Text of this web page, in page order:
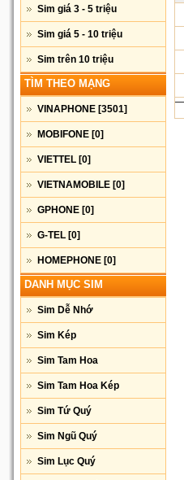
Sim giá 3 - 5 triệu
Sim giá 5 - 10 triệu
Sim trên 10 triệu
TÌM THEO MẠNG
VINAPHONE [3501]
MOBIFONE [0]
VIETTEL [0]
VIETNAMOBILE [0]
GPHONE [0]
G-TEL [0]
HOMEPHONE [0]
DANH MỤC SIM
Sim Dễ Nhớ
Sim Kép
Sim Tam Hoa
Sim Tam Hoa Kép
Sim Tứ Quý
Sim Ngũ Quý
Sim Lục Quý